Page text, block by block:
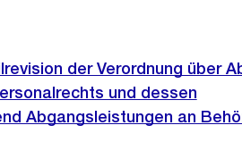
der Verordnung über
und dessen
Abgangsleistungen an